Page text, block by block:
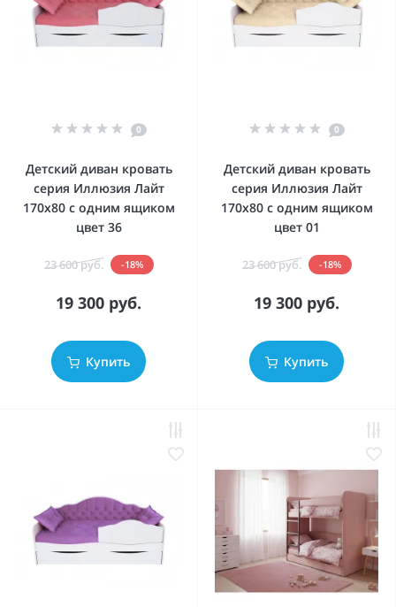
0
Детский диван кровать
серия Иллюзия Лайт
170x80 с одним ящиком
цвет 36
23 600 руб. -18%
19 300 руб.
Купить
0
Детский диван кровать
серия Иллюзия Лайт
170x80 с одним ящиком
цвет 01
23 600 руб. -18%
19 300 руб.
Купить